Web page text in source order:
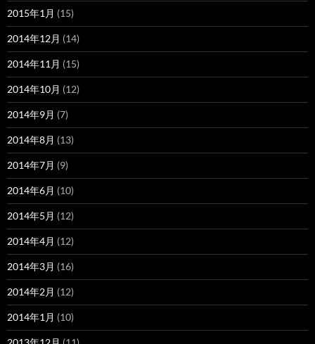
2015年1月 (15)
2014年12月 (14)
2014年11月 (15)
2014年10月 (12)
2014年9月 (7)
2014年8月 (13)
2014年7月 (9)
2014年6月 (10)
2014年5月 (12)
2014年4月 (12)
2014年3月 (16)
2014年2月 (12)
2014年1月 (10)